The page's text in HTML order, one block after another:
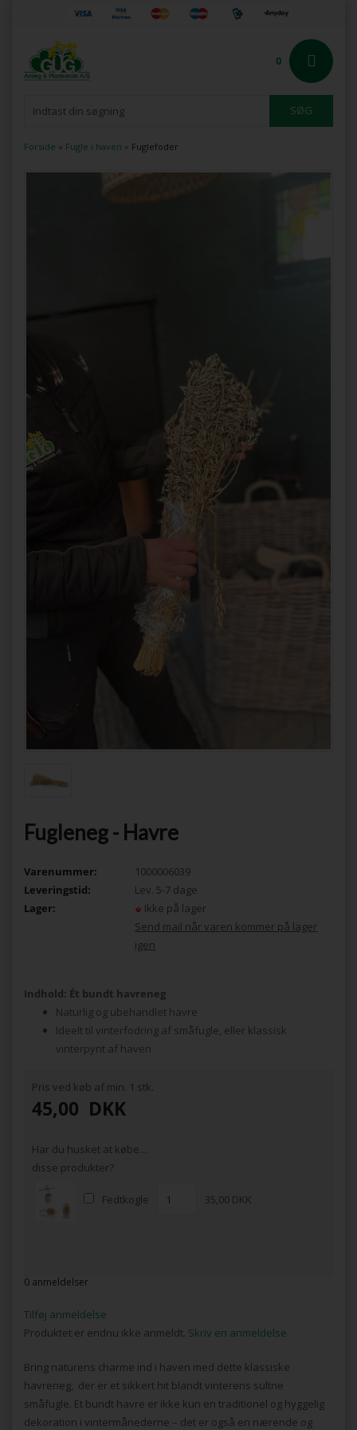
0
Forside » Fugle i haven » Fuglefoder
Fugleneg - Havre
Varenummer:
1000006039
Leveringstid:
Lev. 5-7 dage
Lager:
Ikke på lager
Send mail når varen kommer på lager
igen
Indhold: Ét bundt havreneg
Naturlig og ubehandlet havre
Ideelt til vinterfodring af småfugle, eller klassisk
vinterpynt af haven
Pris ved køb af min. 1 stk.
45,00 DKK
Har du husket at købe…
disse produkter?
Fedtkogle 35,00 DKK
0 anmeldelser
Tilføj anmeldelse
Produktet er endnu ikke anmeldt. Skriv en anmeldelse.
Bring naturens charme ind i haven med dette klassiske
havreneg, der er et sikkert hit blandt vinterens sultne
småfugle. Et bundt havre er ikke kun en traditionel og hyggelig
dekoration i vintermånederne – det er også en nærende og